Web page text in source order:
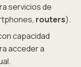
servicios de
routers).
capacidad
acceder a